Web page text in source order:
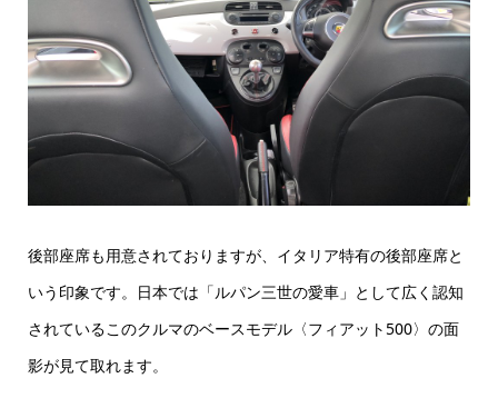
後部座席も用意されておりますが、イタリア特有の後部座席と
いう印象です。日本では「ルパン三世の愛車」として広く認知
されているこのクルマのベースモデル〈フィアット500〉の面
影が見て取れます。